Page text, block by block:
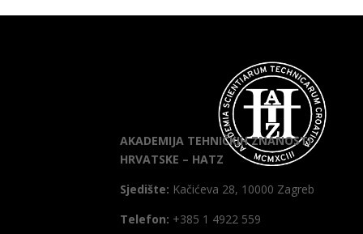
AKADEMIJA TEHNIČKIH ZNANOSTI
HRVATSKE – HATZ
Sjedište: Kačićeva 28, 10000 Zagreb
Telefon: +385 1 4922 559